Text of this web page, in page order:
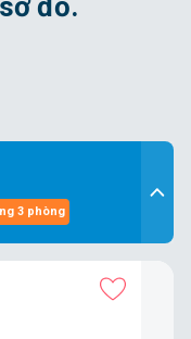
đồ.
3 phòng